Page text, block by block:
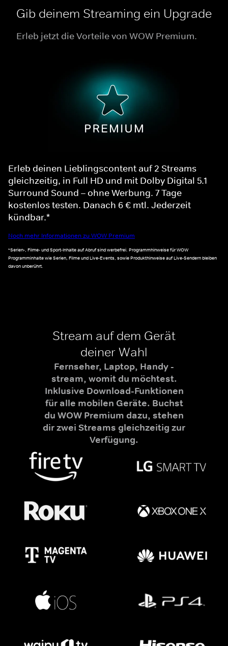
Gib deinem Streaming ein Upgrade
Erleb jetzt die Vorteile von WOW Premium.
Erleb deinen Lieblingscontent auf 2 Streams
gleichzeitig, in Full HD und mit Dolby Digital 5.1
Surround Sound – ohne Werbung. 7 Tage
kostenlos testen. Danach 6 € mtl. Jederzeit
kündbar.*
Noch mehr Informationen zu WOW Premium
*Serien-, Filme- und Sport-Inhalte auf Abruf sind werbefrei. Programmhinweise für WOW
Programminhalte wie Serien, Filme und Live-Events, sowie Produkthinweise auf Live-Sendern bleiben
davon unberührt.
Stream auf dem Gerät
deiner Wahl
Fernseher, Laptop, Handy -
stream, womit du möchtest.
Inklusive Download-Funktionen
für alle mobilen Geräte. Buchst
du WOW Premium dazu, stehen
dir zwei Streams gleichzeitig zur
Verfügung.